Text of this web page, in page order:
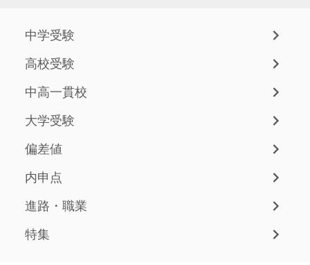
中学受験
高校受験
中高一貫校
大学受験
偏差値
内申点
進路・職業
特集